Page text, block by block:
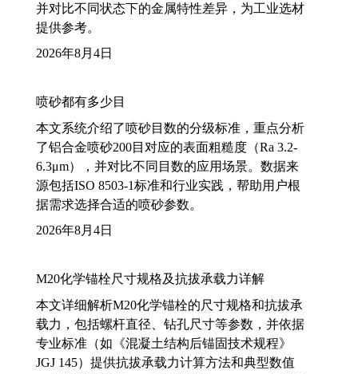
并对比不同状态下的金属特性差异，为工业选材
提供参考。
2026年8月4日
喷砂都有多少目
本文系统介绍了喷砂目数的分级标准，重点分析
了铝合金喷砂200目对应的表面粗糙度（Ra 3.2-
6.3μm），并对比不同目数的应用场景。数据来
源包括ISO 8503-1标准和行业实践，帮助用户根
据需求选择合适的喷砂参数。
2026年8月4日
M20化学锚栓尺寸规格及抗拔承载力详解
本文详细解析M20化学锚栓的尺寸规格和抗拔承
载力，包括螺杆直径、钻孔尺寸等参数，并依据
专业标准（如《混凝土结构后锚固技术规程》
JGJ 145）提供抗拔承载力计算方法和典型数值